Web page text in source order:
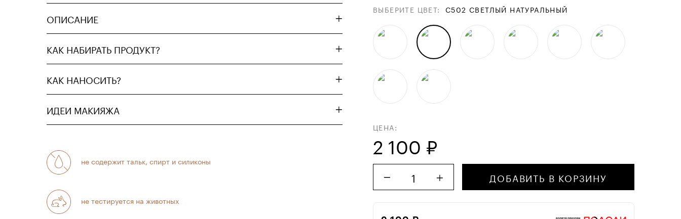
ОПИСАНИЕ
КАК НАБИРАТЬ ПРОДУКТ?
КАК НАНОСИТЬ?
ИДЕИ МАКИЯЖА
не содержит тальк, спирт и силиконы
не тестируется на животных
ВЫБЕРИТЕ ЦВЕТ: С502 СВЕТЛЫЙ НАТУРАЛЬНЫЙ
ЦЕНА:
2 100 ₽
1 ДОБАВИТЬ В КОРЗИНУ